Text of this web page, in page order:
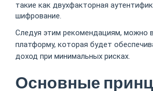
такие как двухфакторная
шифрование.
Следуя этим рекомендациям, можно
платформу, которая будет
доход при минимальных рисках.
Основные